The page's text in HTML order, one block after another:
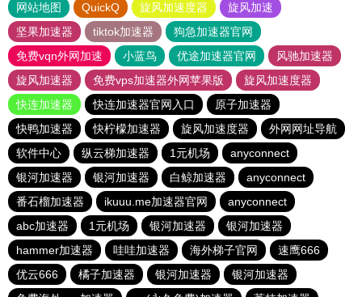
网站地图 QuickQ 旋风加速度器
旋风加速
坚果加速器
tiktok加速器
狗急加速器官网
免费vqn外网加速
小蓝鸟 优途加速器官网
风驰加速器
旋风加速器
免费vps加速器外网苹果版
旋风加速度器
快连加速器
快连加速器官网入口
原子加速器
快鸭加速器
快柠檬加速器 旋风加速度器
外网网址导航
软件中心
纵云梯加速器 1元机场
anyconnect
银河加速器
银河加速器 白鲸加速器
anyconnect
番石榴加速器
ikuuu.me加速器官网
anyconnect
abc加速器
1元机场 银河加速器
银河加速器
hammer加速器
哇哇加速器 海外梯子官网
速鹰666
优云666
橘子加速器 银河加速器
银河加速器